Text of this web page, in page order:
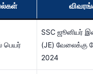
பெயர்
SSC ஜூனியர்
(JE) வேலைக்கு
2024